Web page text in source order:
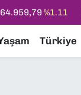
47,7436%0.18
64,4811%0.38
Türkiye